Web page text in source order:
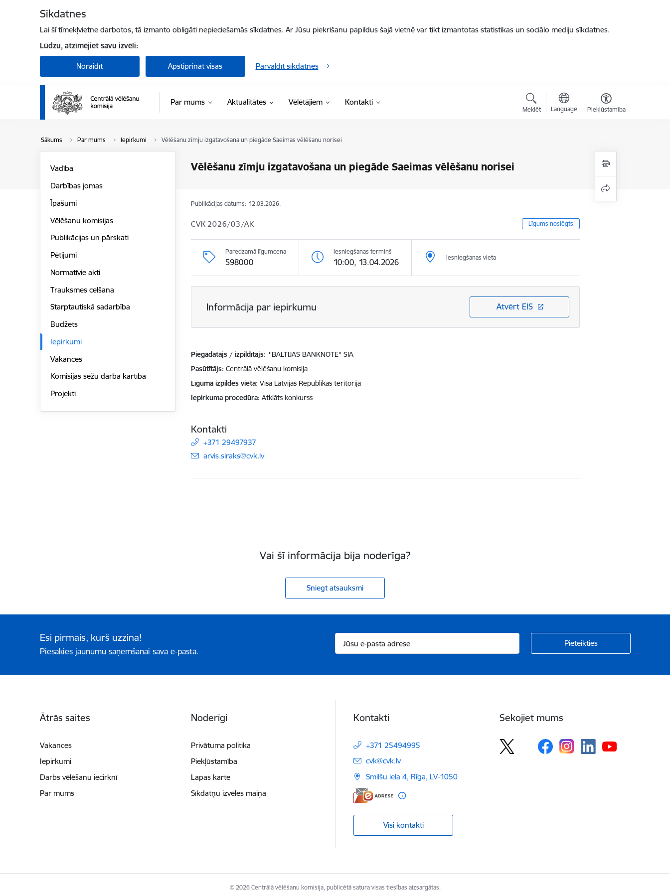
Sīkdatnes
Lai šī tīmekļvietne darbotos, tā izmanto obligāti nepieciešamās sīkdatnes. Ar Jūsu piekrišanu papildus šajā vietnē var tikt izmantotas statistikas un sociālo mediju sīkdatnes.
Lūdzu, atzīmējiet savu izvēli:
Noraidīt Apstiprināt visas Pārvaldīt sīkdatnes
Par mums Aktualitātes Vēlētājiem Kontakti
Meklēt Language Piekļūstamība
Sākums Par mums Iepirkumi Vēlēšanu zīmju izgatavošana un piegāde Saeimas vēlēšanu norisei
Vēlēšanu zīmju izgatavošana un piegāde Saeimas vēlēšanu norisei
Vadība
Darbības jomas
Īpašumi
Vēlēšanu komisijas
Publikācijas un pārskati
Pētijumi
Normatīvie akti
Trauksmes celšana
Starptautiskā sadarbība
Budžets
Iepirkumi
Vakances
Komisijas sēžu darba kārtība
Projekti
Publikācijas datums: 12.03.2026.
CVK 2026/03/AK Līgums noslēgts
Paredzamā līgumcena
598000
Iesniegšanas termiņš
10:00, 13.04.2026 Iesniegšanas vieta
Informācija par iepirkumu Atvērt EIS
Piegādātājs / izpildītājs: ''BALTIJAS BANKNOTE'' SIA
Pasūtītājs Centrālā vēlēšanu komisija
Līguma izpildes vieta Visā Latvijas Republikas teritorijā
Iepirkuma procedūra Atklāts konkurss
Kontakti
+371 29497937
E-pasts:
arvis.siraks@cvk.lv
Vai šī informācija bija noderīga?
Sniegt atsauksmi
Esi pirmais, kurš uzzina!
Piesakies jaunumu saņemšanai savā e-pastā.
Ātrās saites
Vakances
Iepirkumi
Darbs vēlēšanu iecirknī
Par mums
Noderīgi
Privātuma politika
Piekļūstamība
Lapas karte
Sīkdatņu izvēles maiņa
Kontakti
+371 25494995
E-pasts:
cvk@cvk.lv
Smilšu iela 4, Rīga, LV-1050
Visi kontakti
Sekojiet mums
© 2026 Centrālā vēlēšanu komisija, publicētā satura visas tiesības aizsargātas.